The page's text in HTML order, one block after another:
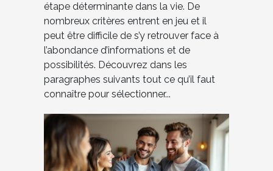
étape déterminante dans la vie. De
nombreux critères entrent en jeu et il
peut être difficile de s’y retrouver face à
l’abondance d’informations et de
possibilités. Découvrez dans les
paragraphes suivants tout ce qu’il faut
connaître pour sélectionner...